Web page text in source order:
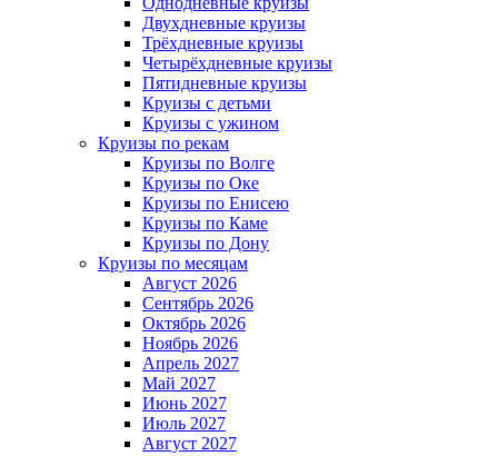
Двухдневные круизы
Трёхдневные круизы
Четырёхдневные круизы
Пятидневные круизы
Круизы с детьми
Круизы с ужином
Круизы по рекам
Круизы по Волге
Круизы по Оке
Круизы по Енисею
Круизы по Каме
Круизы по Дону
Круизы по месяцам
Август 2026
Сентябрь 2026
Октябрь 2026
Ноябрь 2026
Апрель 2027
Май 2027
Июнь 2027
Июль 2027
Август 2027